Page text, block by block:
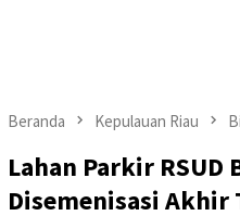
Beranda Kepulauan Riau
Lahan Parkir RSUD
Disemenisasi Akhir